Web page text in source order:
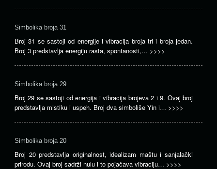
Simbolika broja 31
Broj 31 se sastoji od energije i vibracija broja tri i broja jedan.
Broj 3 predstavlja energiju rasta, spontanosti,… >>>>
Simbolika broja 29
Broj 29 se sastoji od energija i vibracija brojeva 2 i 9. Ovaj broj
predstavlja mistiku i uspeh. Broj dva simboliše Yin i… >>>>
Simbolika broja 20
Broj 20 predstavlja originalnost, idealizam maštu i sanjalački
prirodu. Ovaj broj sadrži nulu i to pojačava vibraciju… >>>>